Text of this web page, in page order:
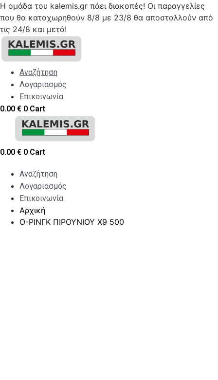
Η ομάδα του kalemis.gr πάει διακοπές! Οι παραγγελίες
που θα καταχωρηθούν 8/8 με 23/8 θα αποσταλλούν από
τις 24/8 και μετά!
Skip
content
Αναζήτηση
Λογαριασμός
Επικοινωνία
0.00 € 0 Cart
0.00 € 0 Cart
Αναζήτηση
Λογαριασμός
Επικοινωνία
Αρχική
Ο-ΡΙΝΓΚ ΠΙΡΟΥΝΙΟΥ Χ9 500